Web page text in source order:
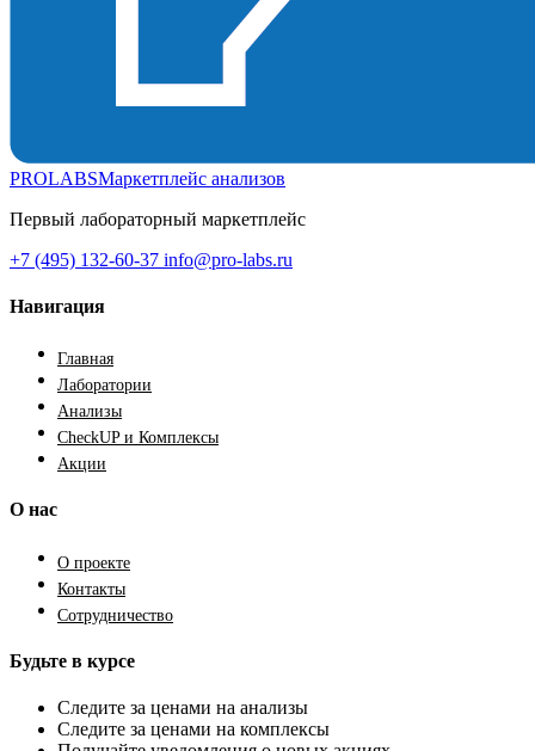
PROLABSМаркетплейс анализов
Первый лабораторный маркетплейс
+7 (495) 132-60-37 info@pro-labs.ru
Навигация
Главная
Лаборатории
Анализы
CheckUP и Комплексы
Акции
О нас
О проекте
Контакты
Сотрудничество
Будьте в курсе
Следите за ценами на анализы
Следите за ценами на комплексы